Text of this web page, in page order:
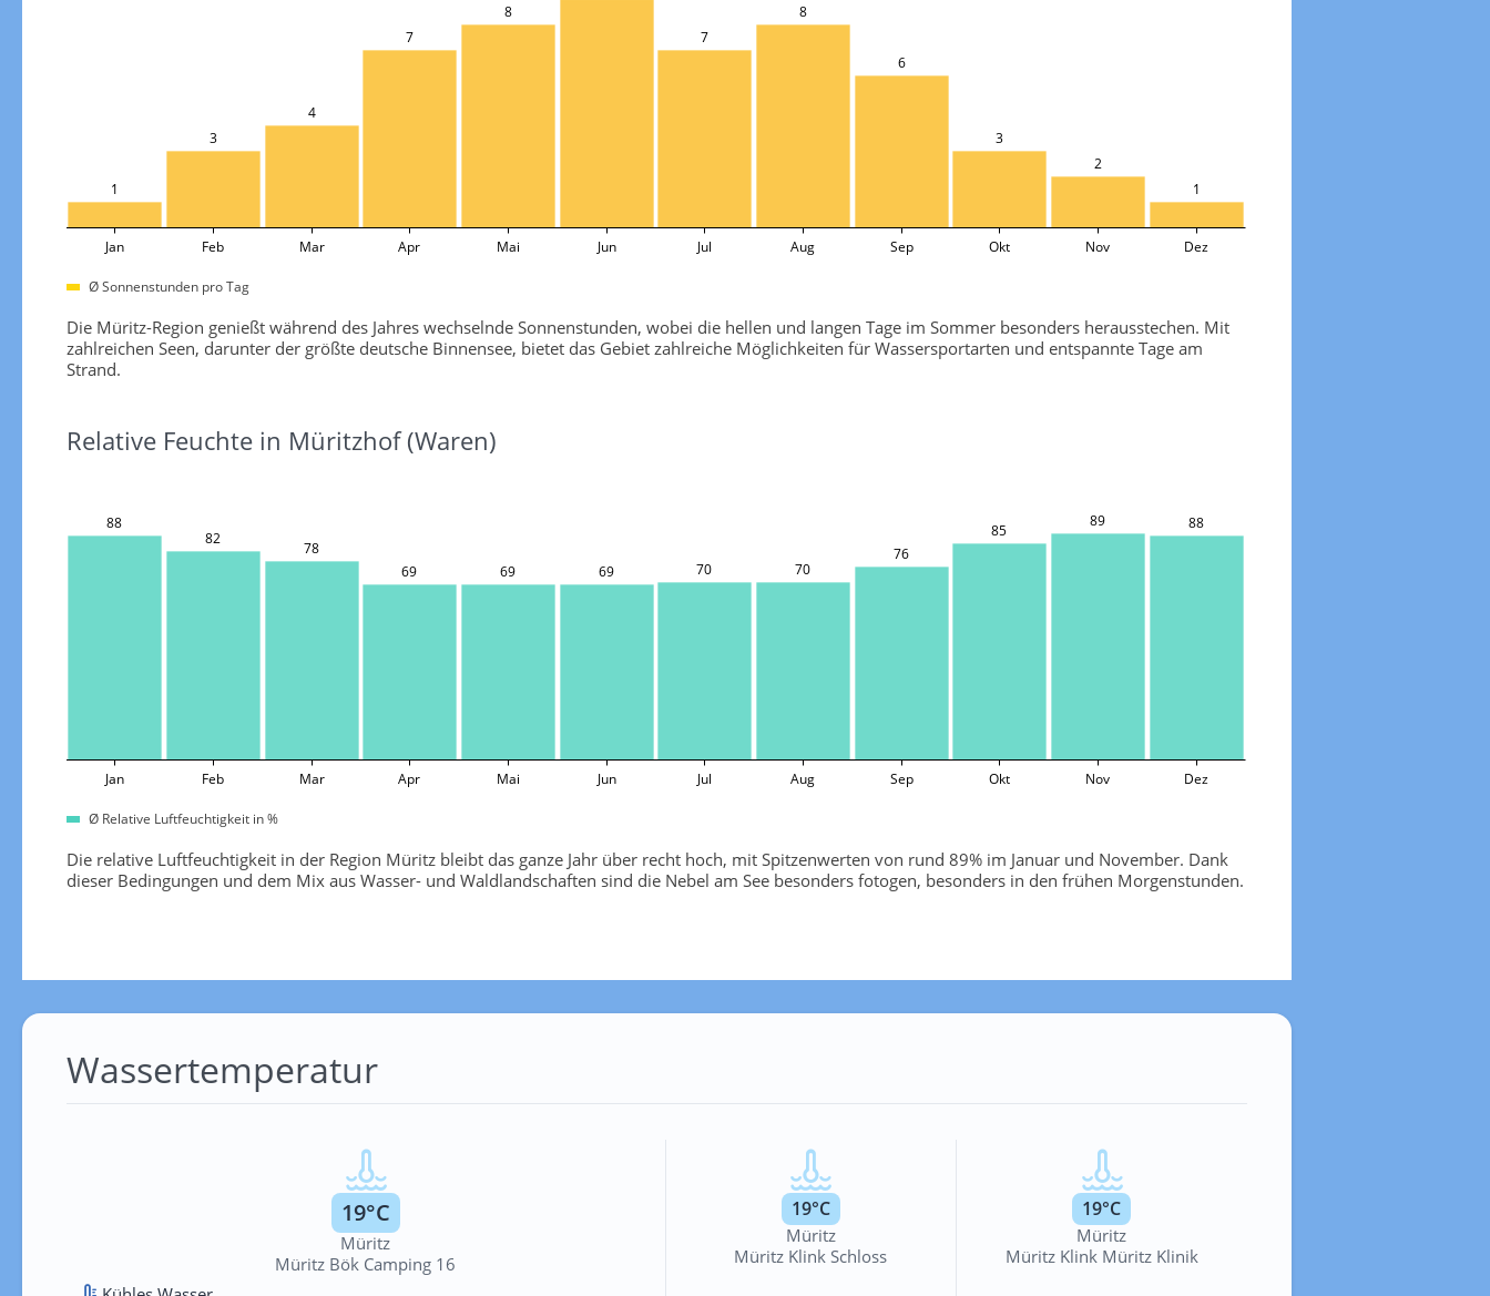
1
3
4
7
8
7
8
6
3
2
1
Jan Feb Mar Apr Mai Jun Jul Aug Sep Okt Nov Dez
Ø Sonnenstunden pro Tag
Die Müritz-Region genießt während des Jahres wechselnde Sonnenstunden, wobei die hellen und langen Tage im Sommer besonders herausstechen. Mit
zahlreichen Seen, darunter der größte deutsche Binnensee, bietet das Gebiet zahlreiche Möglichkeiten für Wassersportarten und entspannte Tage am
Strand.
Relative Feuchte in Müritzhof (Waren)
88
82
78
69
69 69 70 70
76
85
89 88
Jan Feb Mar Apr Mai Jun Jul Aug Sep Okt Nov Dez
Ø Relative Luftfeuchtigkeit in %
Die relative Luftfeuchtigkeit in der Region Müritz bleibt das ganze Jahr über recht hoch, mit Spitzenwerten von rund 89% im Januar und November. Dank
dieser Bedingungen und dem Mix aus Wasser- und Waldlandschaften sind die Nebel am See besonders fotogen, besonders in den frühen Morgenstunden.
Wassertemperatur
19°C
Müritz
Müritz Bök Camping 16
19°C
Müritz
Müritz Klink Schloss
19°C
Müritz
Müritz Klink Müritz Klinik